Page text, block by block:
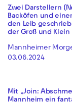
Zwei Darstellern
Backöfen und
den Leib
der Groß und
Mannheimer
03.06.2024
Mit „Join:
Mannheim ein